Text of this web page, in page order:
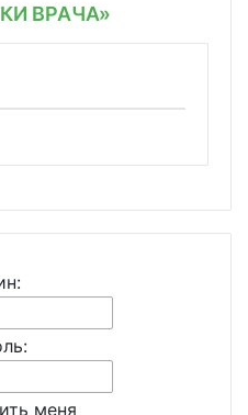
ВРАЧА»
меня